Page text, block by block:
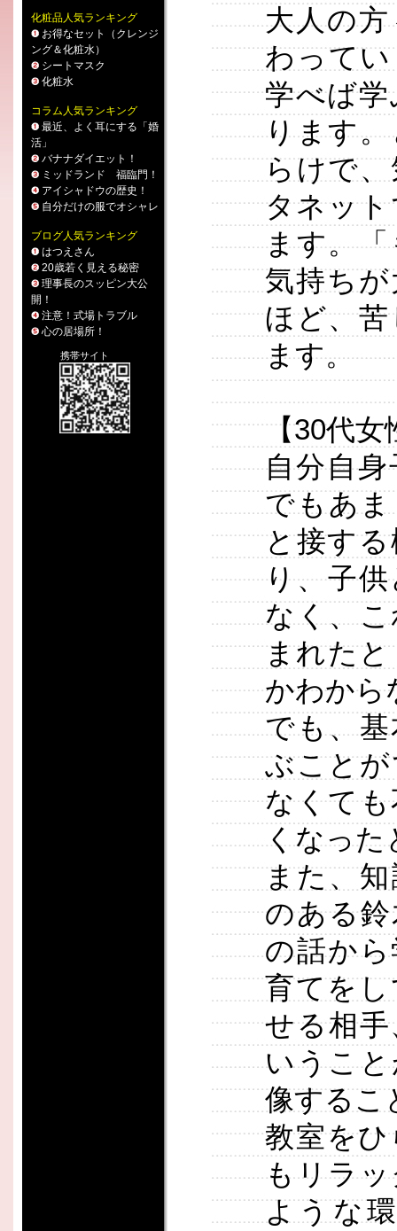
化粧品人気ランキング
お得なセット（クレンジ
ング＆化粧水）
シートマスク
化粧水
コラム人気ランキング
最近、よく耳にする「婚
活」
バナナダイエット！
ミッドランド 福臨門！
アイシャドウの歴史！
自分だけの服でオシャレ
ブログ人気ランキング
はつえさん
20歳若く見える秘密
理事長のスッピン大公
開！
注意！式場トラブル
心の居場所！
携帯サイト
大人の
わって
学べば
ります
らけで
タネッ
ます。
気持ち
ほど、
ます。
【30代
自分自
でもあ
と接す
り、子
なく、
まれた
かわから
でも、
ぶこと
なくて
くなった
また、
のある
の話か
育てを
せる相
いうこ
像するこ
教室を
もリラ
ような